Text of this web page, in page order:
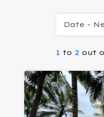
1 to 2 out
Date -